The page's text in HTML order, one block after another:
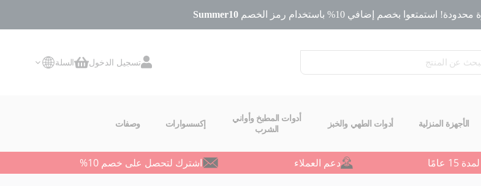
بخصم إضافي 10% باستخدام رمز الخصم Summer10
تسجيل الدخولسلة التسوق
السلة
الأجهزة المنزلية أدوات الطهي والخبز
أدوات المطبخ وأواني
الشرب
إكسسوارات وصفات
عامًا دعم العملاء اشترك لتحصل على خصم 10%